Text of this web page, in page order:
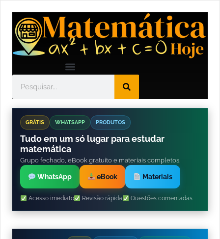
GRÁTIS WHATSAPP PRODUTOS
Tudo em um só lugar para estudar
matemática
Grupo fechado, eBook gratuito e materiais completos.
WhatsApp eBook Materiais
Acesso imediato Revisão rápida Questões comentadas